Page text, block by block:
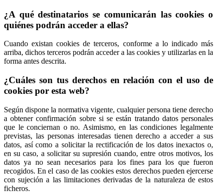
¿A qué destinatarios se comunicarán las cookies o
quiénes podrán acceder a ellas?
Cuando existan cookies de terceros, conforme a lo indicado más
arriba, dichos terceros podrán acceder a las cookies y utilizarlas en la
forma antes descrita.
¿Cuáles son tus derechos en relación con el uso de
cookies por esta web?
Según dispone la normativa vigente, cualquier persona tiene derecho
a obtener confirmación sobre si se están tratando datos personales
que le conciernan o no. Asimismo, en las condiciones legalmente
previstas, las personas interesadas tienen derecho a acceder a sus
datos, así como a solicitar la rectificación de los datos inexactos o,
en su caso, a solicitar su supresión cuando, entre otros motivos, los
datos ya no sean necesarios para los fines para los que fueron
recogidos. En el caso de las cookies estos derechos pueden ejercerse
con sujeción a las limitaciones derivadas de la naturaleza de estos
ficheros.